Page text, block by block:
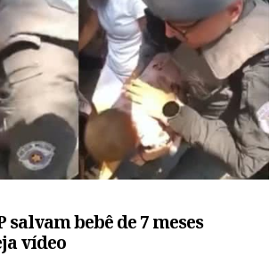
salvam bebê de 7 meses
vídeo